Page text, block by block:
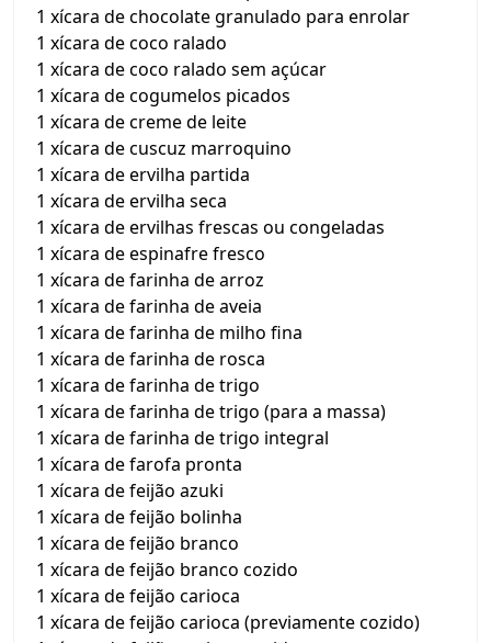
1 xícara de chocolate granulado para enrolar
1 xícara de coco ralado
1 xícara de coco ralado sem açúcar
1 xícara de cogumelos picados
1 xícara de creme de leite
1 xícara de cuscuz marroquino
1 xícara de ervilha partida
1 xícara de ervilha seca
1 xícara de ervilhas frescas ou congeladas
1 xícara de espinafre fresco
1 xícara de farinha de arroz
1 xícara de farinha de aveia
1 xícara de farinha de milho fina
1 xícara de farinha de rosca
1 xícara de farinha de trigo
1 xícara de farinha de trigo (para a massa)
1 xícara de farinha de trigo integral
1 xícara de farofa pronta
1 xícara de feijão azuki
1 xícara de feijão bolinha
1 xícara de feijão branco
1 xícara de feijão branco cozido
1 xícara de feijão carioca
1 xícara de feijão carioca (previamente cozido)